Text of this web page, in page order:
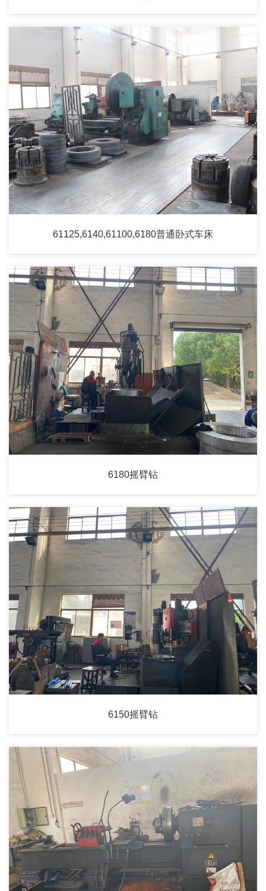
61125,6140,61100,6180普通卧式车床
6180摇臂钻
6150摇臂钻